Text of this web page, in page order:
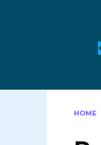
HOME